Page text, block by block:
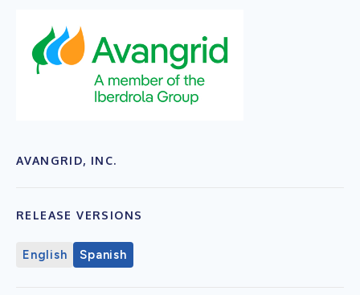
AVANGRID, INC.
RELEASE VERSIONS
English Spanish